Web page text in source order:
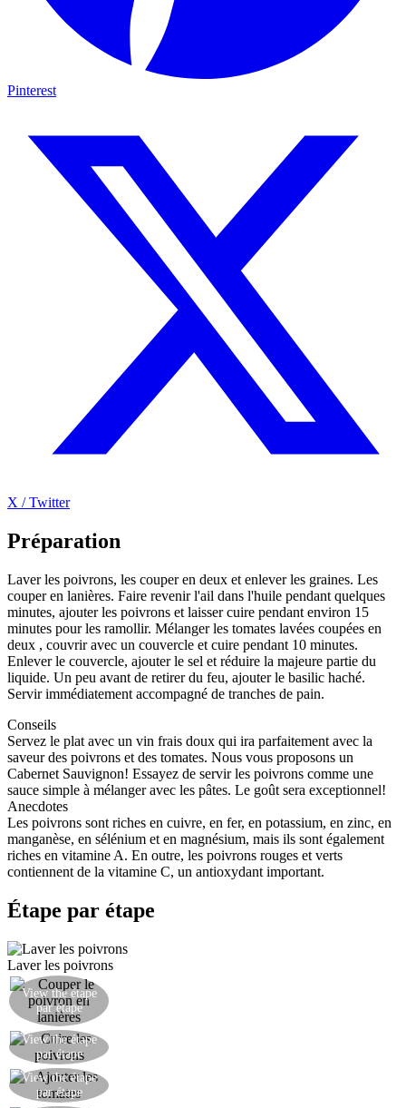
Pinterest
X / Twitter
Préparation
Laver les poivrons, les couper en deux et enlever les graines. Les
couper en lanières. Faire revenir l'ail dans l'huile pendant quelques
minutes, ajouter les poivrons et laisser cuire pendant environ 15
minutes pour les ramollir. Mélanger les tomates lavées coupées en
deux , couvrir avec un couvercle et cuire pendant 10 minutes.
Enlever le couvercle, ajouter le sel et réduire la majeure partie du
liquide. Un peu avant de retirer du feu, ajouter le basilic haché.
Servir immédiatement accompagné de tranches de pain.
Conseils
Servez le plat avec un vin frais doux qui ira parfaitement avec la
saveur des poivrons et des tomates. Nous vous proposons un
Cabernet Sauvignon! Essayez de servir les poivrons comme une
sauce simple à mélanger avec les pâtes. Le goût sera exceptionnel!
Anecdotes
Les poivrons sont riches en cuivre, en fer, en potassium, en zinc, en
manganèse, en sélénium et en magnésium, mais ils sont également
riches en vitamine A. En outre, les poivrons rouges et verts
contiennent de la vitamine C, un antioxydant important.
Étape par étape
Laver les poivrons
View the étape
par étape
View the étape
par étape
View the étape
par étape